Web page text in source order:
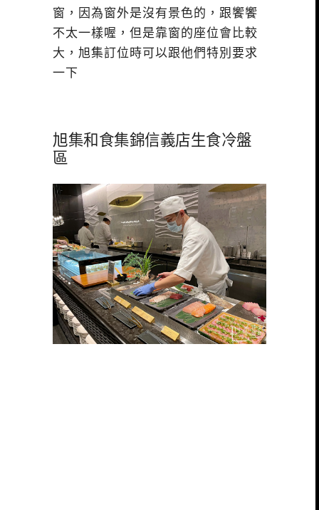
窗，因為窗外是沒有景色的，跟饗饗
不太一樣喔，但是靠窗的座位會比較
大，旭集訂位時可以跟他們特別要求
一下
旭集和食集錦信義店生食冷盤
區